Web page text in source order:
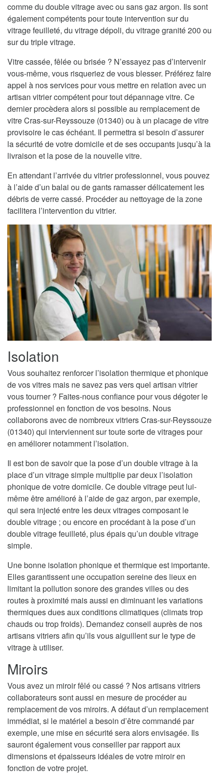
comme du double vitrage avec ou sans gaz argon. Ils sont
également compétents pour toute intervention sur du
vitrage feuilleté, du vitrage dépoli, du vitrage granité 200 ou
sur du triple vitrage.
Vitre cassée, fêlée ou brisée ? N’essayez pas d’intervenir
vous-même, vous risqueriez de vous blesser. Préférez faire
appel à nos services pour vous mettre en relation avec un
artisan vitrier compétent pour tout dépannage vitre. Ce
dernier procèdera alors si possible au remplacement de
vitre Cras-sur-Reyssouze (01340) ou à un placage de vitre
provisoire le cas échéant. Il permettra si besoin d’assurer
la sécurité de votre domicile et de ses occupants jusqu’à la
livraison et la pose de la nouvelle vitre.
En attendant l’arrivée du vitrier professionnel, vous pouvez
à l’aide d’un balai ou de gants ramasser délicatement les
débris de verre cassé. Procéder au nettoyage de la zone
facilitera l’intervention du vitrier.
Isolation
Vous souhaitez renforcer l’isolation thermique et phonique
de vos vitres mais ne savez pas vers quel artisan vitrier
vous tourner ? Faites-nous confiance pour vous dégoter le
professionnel en fonction de vos besoins. Nous
collaborons avec de nombreux vitriers Cras-sur-Reyssouze
(01340) qui interviennent sur toute sorte de vitrages pour
en améliorer notamment l’isolation.
Il est bon de savoir que la pose d’un double vitrage à la
place d’un vitrage simple multiplie par deux l’isolation
phonique de votre domicile. Ce double vitrage peut lui-
même être amélioré à l’aide de gaz argon, par exemple,
qui sera injecté entre les deux vitrages composant le
double vitrage ; ou encore en procédant à la pose d’un
double vitrage feuilleté, plus épais qu’un double vitrage
simple.
Une bonne isolation phonique et thermique est importante.
Elles garantissent une occupation sereine des lieux en
limitant la pollution sonore des grandes villes ou des
routes à proximité mais aussi en diminuant les variations
thermiques dues aux conditions climatiques (climats trop
chauds ou trop froids). Demandez conseil auprès de nos
artisans vitriers afin qu’ils vous aiguillent sur le type de
vitrage à utiliser.
Miroirs
Vous avez un miroir fêlé ou cassé ? Nos artisans vitriers
collaborateurs sont aussi en mesure de procéder au
remplacement de vos miroirs. A défaut d’un remplacement
immédiat, si le matériel a besoin d’être commandé par
exemple, une mise en sécurité sera alors envisagée. Ils
sauront également vous conseiller par rapport aux
dimensions et épaisseurs idéales de votre miroir en
fonction de votre projet.